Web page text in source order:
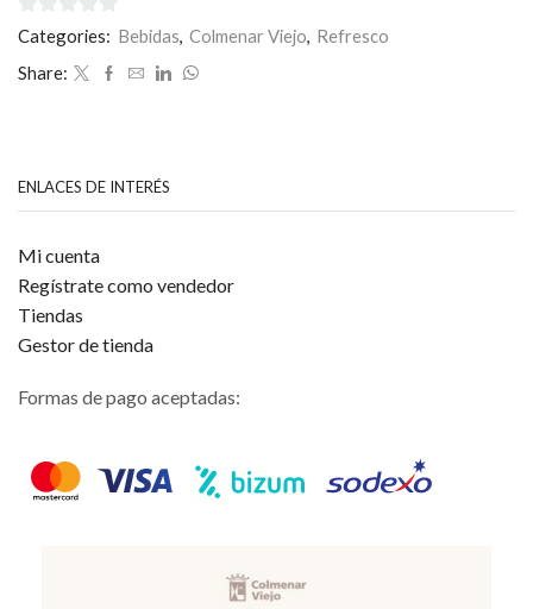
0
5
Categories: Bebidas Colmenar Viejo Refresco
Share:
ENLACES DE INTERÉS
Mi cuenta
Regístrate como vendedor
Tiendas
Gestor de tienda
Formas de pago aceptadas: